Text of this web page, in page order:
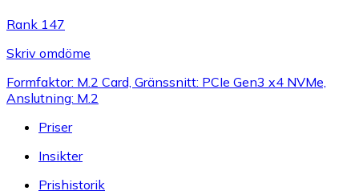
Rank 147
Skriv omdöme
Formfaktor: M.2 Card, Gränssnitt: PCIe Gen3 x4 NVMe,
Anslutning: M.2
Priser
Insikter
Prishistorik